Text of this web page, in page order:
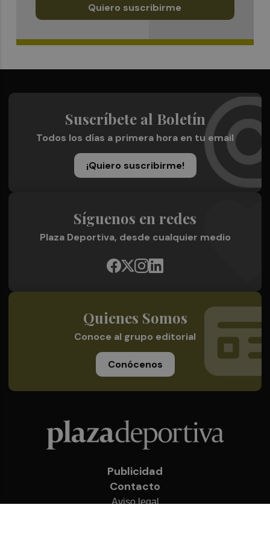
Quiero suscribirme
Suscríbete al Boletín
Todos los días a primera hora en tu email
¡Quiero suscribirme!
Síguenos en redes
Plaza Deportiva, desde cualquier medio
Quienes Somos
Conoce al grupo editorial
Conócenos
Publicidad
Contacto
Aviso legal